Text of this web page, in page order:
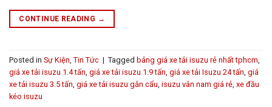
CONTINUE READING →
Posted in Sự Kiện Tin Tức | Tagged bảng giá xe tải isuzu rẻ nhất tphcm
giá xe tải isuzu 1.4 tấn giá xe tải isuzu 1.9 tấn giá xe tải Isuzu 24 tấn giá
xe tải isuzu 3.5 tấn giá xe tải isuzu gắn cẩu isuzu vân nam giá rẻ xe đầu
kéo isuzu